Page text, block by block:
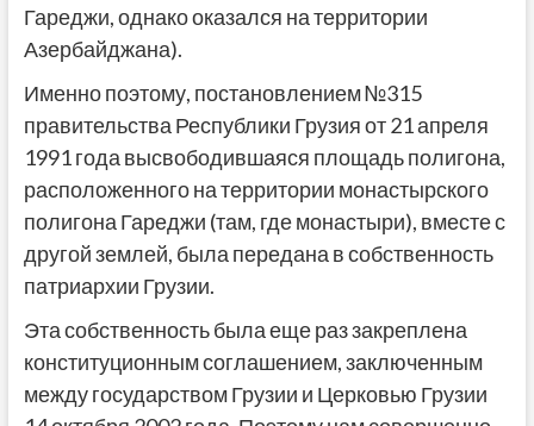
Гареджи, однако оказался на территории
Азербайджана).
Именно поэтому, постановлением №315
правительства Республики Грузия от 21 апреля
1991 года высвободившаяся площадь полигона,
расположенного на территории монастырского
полигона Гареджи (там, где монастыри), вместе с
другой землей, была передана в собственность
патриархии Грузии.
Эта собственность была еще раз закреплена
конституционным соглашением, заключенным
между государством Грузии и Церковью Грузии